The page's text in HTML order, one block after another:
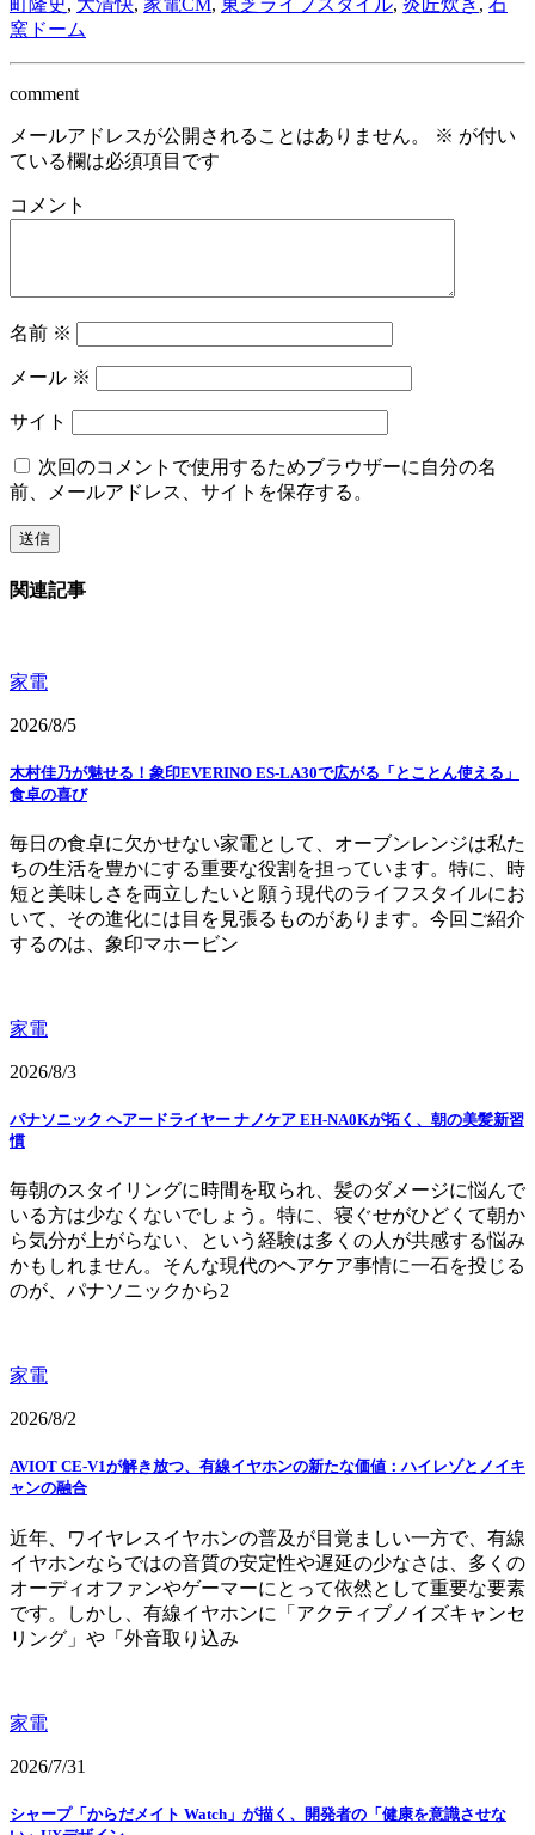
町隆史, 大清快, 家電CM , 東芝ライフスタイル, 炎匠炊き , 石
窯ドーム
comment
メールアドレスが公開されることはありません。 ※ が付い
ている欄は必須項目です
コメント
名前 ※
メール ※
サイト
次回のコメントで使用するためブラウザーに自分の名
前、メールアドレス、サイトを保存する。
関連記事
家電
2026/8/5
木村佳乃が魅せる！象印EVERINO ES-LA30で広がる「とことん使える」
食卓の喜び
毎日の食卓に欠かせない家電として、オーブンレンジは私た
ちの生活を豊かにする重要な役割を担っています。特に、時
短と美味しさを両立したいと願う現代のライフスタイルにお
いて、その進化には目を見張るものがあります。今回ご紹介
するのは、象印マホービン
家電
2026/8/3
パナソニック ヘアードライヤー ナノケア EH-NA0Kが拓く、朝の美髪新習
慣
毎朝のスタイリングに時間を取られ、髪のダメージに悩んで
いる方は少なくないでしょう。特に、寝ぐせがひどくて朝か
ら気分が上がらない、という経験は多くの人が共感する悩み
かもしれません。そんな現代のヘアケア事情に一石を投じる
のが、パナソニックから2
家電
2026/8/2
AVIOT CE-V1が解き放つ、有線イヤホンの新たな価値：ハイレゾとノイキ
ャンの融合
近年、ワイヤレスイヤホンの普及が目覚ましい一方で、有線
イヤホンならではの音質の安定性や遅延の少なさは、多くの
オーディオファンやゲーマーにとって依然として重要な要素
です。しかし、有線イヤホンに「アクティブノイズキャンセ
リング」や「外音取り込み
家電
2026/7/31
シャープ「からだメイト Watch」が描く、開発者の「健康を意識させな